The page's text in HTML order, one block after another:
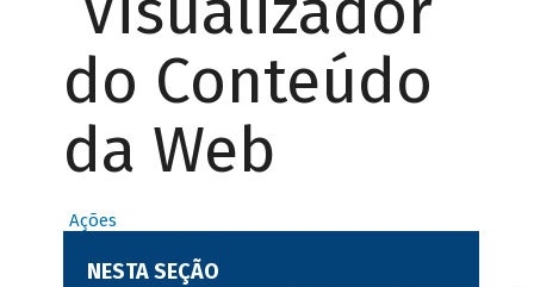
do Conteúdo
da Web
Ações
NESTA SEÇÃO